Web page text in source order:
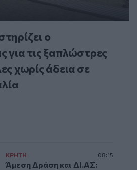
ο
για τις ξαπλώστρες
χωρίς άδεια σε
ΚΡΗΤΗ 08:15
Άμεση Δράση και ΔΙ.ΑΣ: